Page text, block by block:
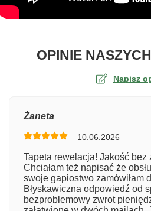
OPINIE
Napisz
Numer zamówienia
Imię
Żaneta
10.06.2026
Tapeta rewelacja! Jakość bez
Chciałam też napisać że
swoje gapiostwo zamówiłam
Błyskawiczna odpowiedź od
bezproblemowy zwrot